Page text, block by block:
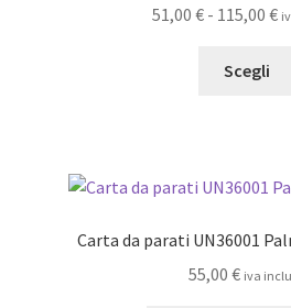
51,00 € - 115,00 €
Scegli
Carta da parati UN36001
55,00 € iva